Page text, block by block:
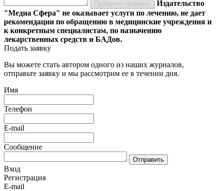
Пройдите проверку
Издательство
"Медиа Сфера" не оказывает услуги по лечению, не дает
рекомендации по обращению в медицинские учреждения и
к конкретным специалистам, по назначению
лекарственных средств и БАДов.
Подать заявку
Вы можете стать автором одного из наших журналов,
отправьте заявку и мы рассмотрим ее в течении дня.
Имя
Телефон
E-mail
Сообщение
Отправить
Вход
Регистрация
E-mail